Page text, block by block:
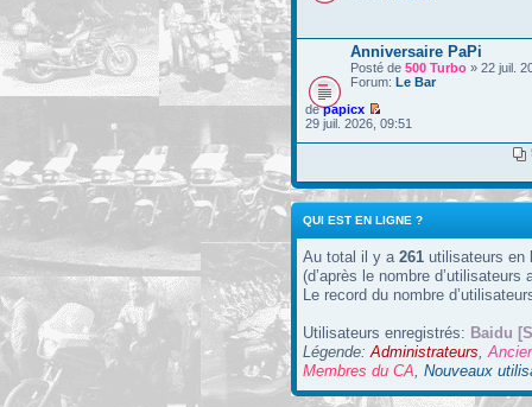
Anniversaire PaPi
Posté de 500 Turbo » 22 juil.
Forum: Le Bar
depapicx
29 juil. 2026, 09:51
QUI EST EN LIGNE ?
Au total il y a 261 utilisateurs en
(d’après le nombre
Le record du nombre
Utilisateurs enregistrés: Baidu
Légende: Administrateurs
Membres du CA Nouveaux